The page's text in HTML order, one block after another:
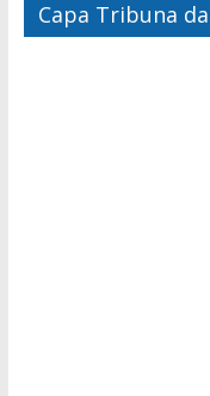
Capa Tribuna